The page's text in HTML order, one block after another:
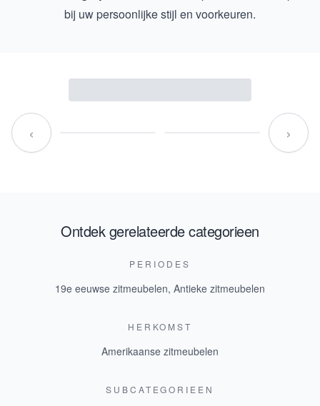
bij uw persoonlijke stijl en voorkeuren.
‹ ›
Ontdek gerelateerde categorieen
PERIODES
19e eeuwse zitmeubelen, Antieke zitmeubelen
HERKOMST
Amerikaanse zitmeubelen
SUBCATEGORIEEN